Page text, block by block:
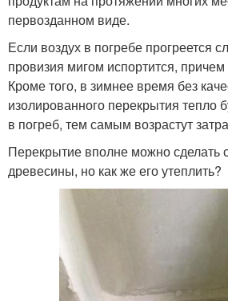
первозданном виде.
Если воздух в погребе прогреется
провизия мигом испортится, причем
Кроме того, в зимнее время без
изолированного перекрытия тепло
в погреб, тем самым возрастут
Перекрытие вполне можно сделать
древесины, но как же его утеплить?